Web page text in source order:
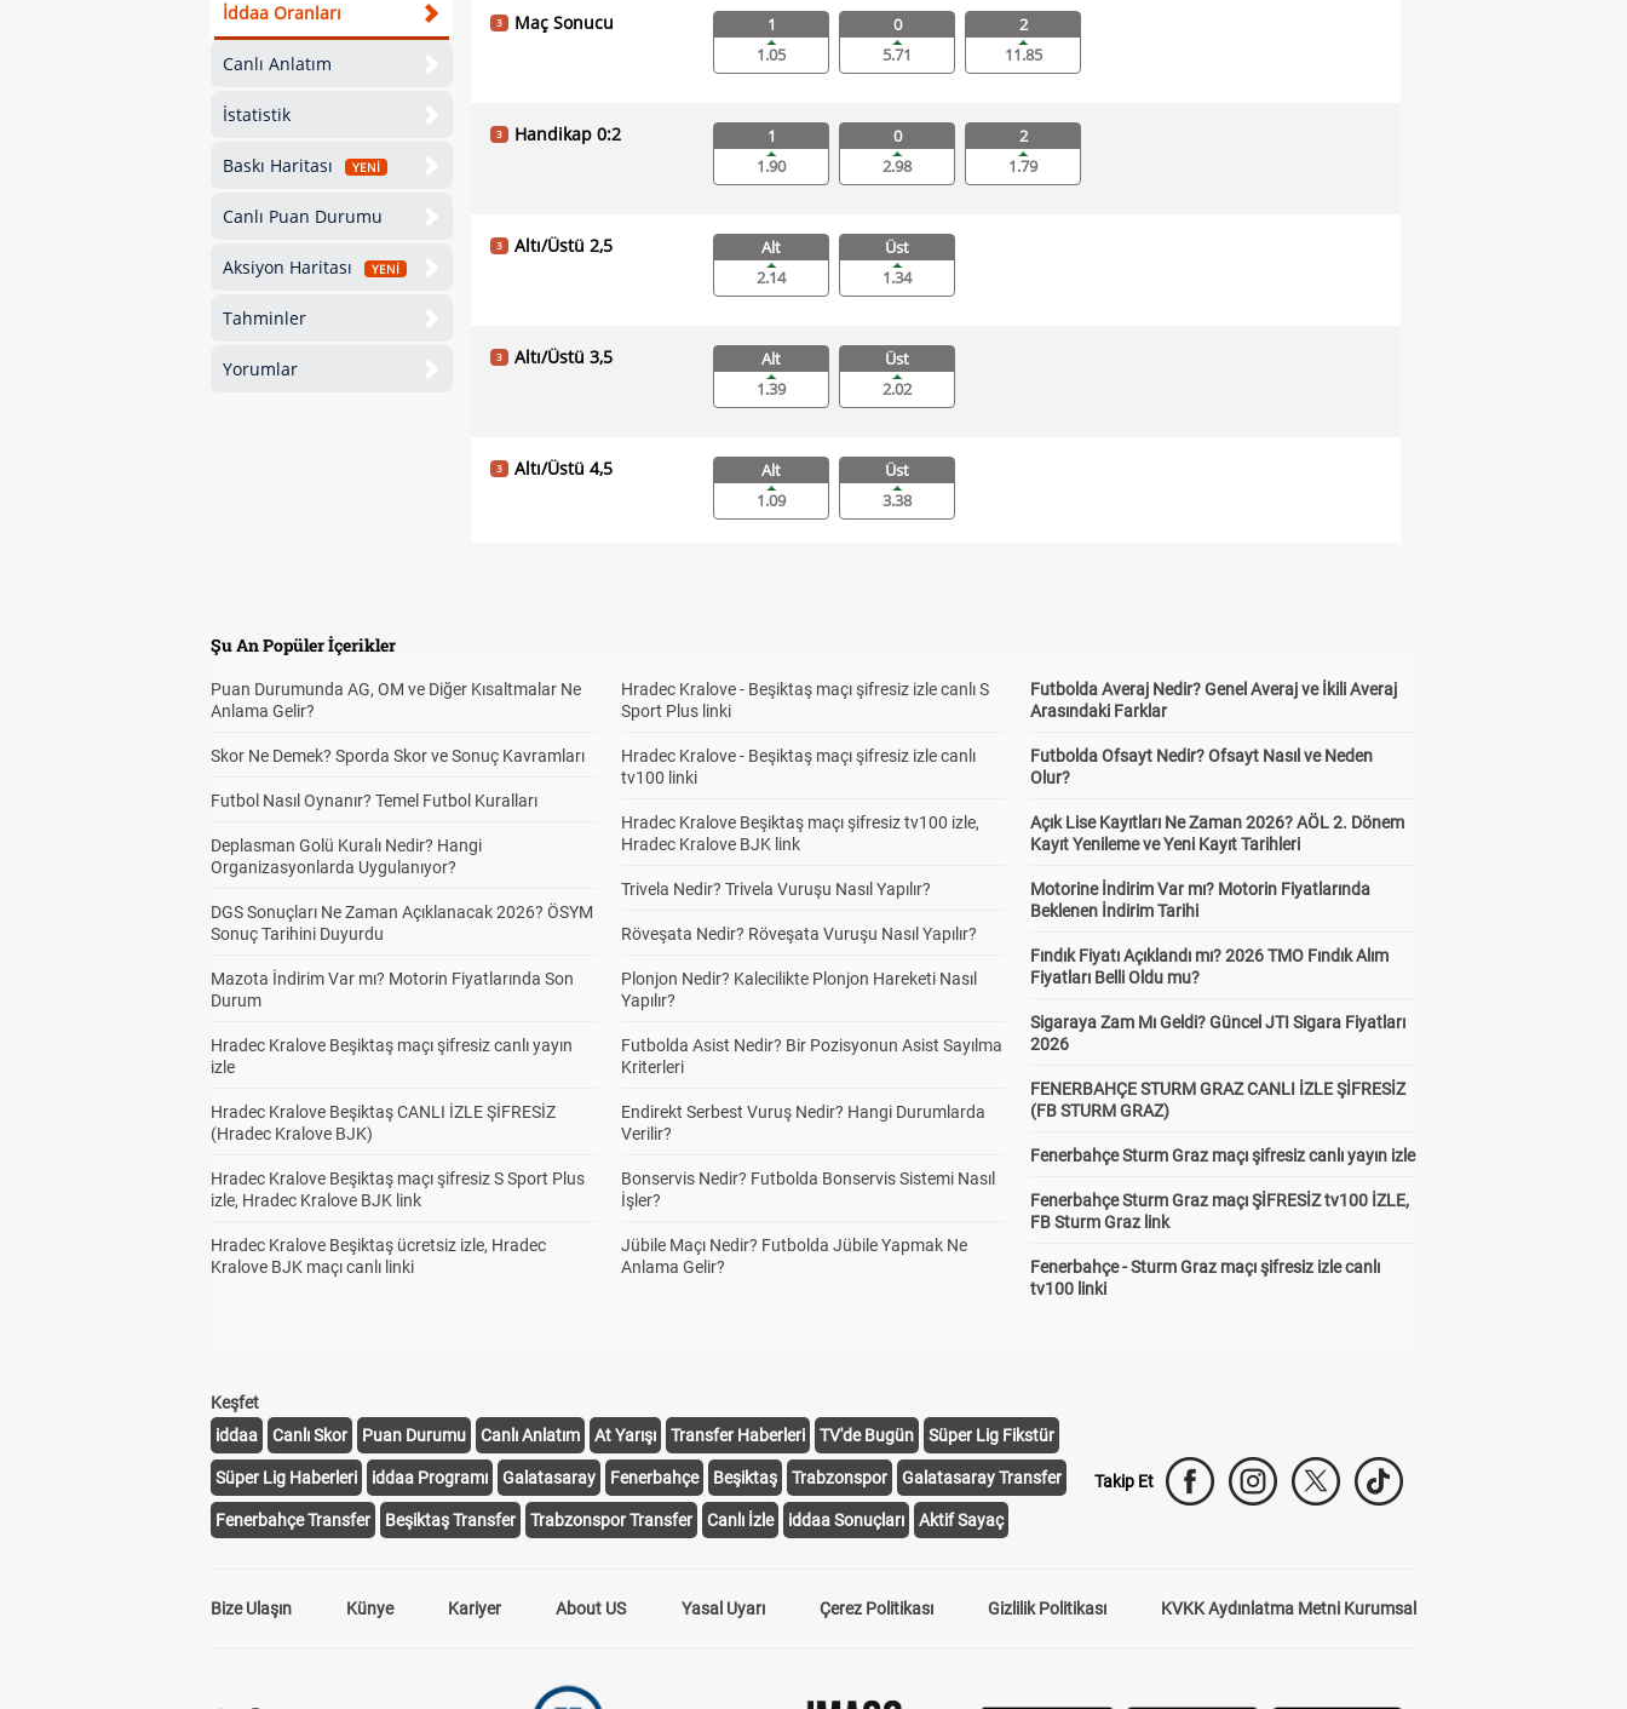
İddaa Oranları
Canlı Anlatım
İstatistik
Baskı Haritası YENİ
Canlı Puan Durumu
Aksiyon Haritası YENİ
Tahminler
Yorumlar
3 Maç Sonucu
1
1.05
0
5.71
2
11.85
3 Handikap 0:2
1
1.90
0
2.98
2
1.79
3 Altı/Üstü 2,5
Alt
2.14
Üst
1.34
3 Altı/Üstü 3,5
Alt
1.39
Üst
2.02
3 Altı/Üstü 4,5
Alt
1.09
Üst
3.38
3 Toplam Gol
0-1 gol
2-3 gol
4-5 gol
2.72
6+ gol
7.19
3
Hangi Yarıda Daha Fazla
2.53
3.44
1.88
3 Ev Sahibi Altı/Üstü 2,5
1.61
1.68
1.49
1.84
İlk Yarı Altı/Üstü 1,5
1.46
1.88
3
Maç Sonucu ve Karşılıklı
1 ve Var
1 ve Yok
8.08
16.90
24.65
3
İlk Yarı Sonucu ve İlk
Yarı Karşılıklı Gol
1 ve Var
10.05
1 ve Yok
1.46
0 ve Var
9.11
35.00
2 ve Yok
10.35
3
Altı/Üstü 2,5 ve Karşılıklı
Alt ve Var
Üst ve Var
Alt ve Yok
Üst ve Yok
Şu An Popüler İçerikler
Puan Durumunda AG, OM ve Diğer Kısaltmalar Ne
Anlama Gelir?
Skor Ne Demek? Sporda Skor ve Sonuç Kavramları
Futbol Nasıl Oynanır? Temel Futbol Kuralları
Deplasman Golü Kuralı Nedir? Hangi
Organizasyonlarda Uygulanıyor?
DGS Sonuçları Ne Zaman Açıklanacak 2026? ÖSYM
Sonuç Tarihini Duyurdu
Mazota İndirim Var mı? Motorin Fiyatlarında Son
Durum
Hradec Kralove Beşiktaş maçı şifresiz canlı yayın
izle
Hradec Kralove Beşiktaş CANLI İZLE ŞİFRESİZ
(Hradec Kralove BJK)
Hradec Kralove Beşiktaş maçı şifresiz S Sport Plus
izle, Hradec Kralove BJK link
Hradec Kralove Beşiktaş ücretsiz izle, Hradec
Kralove BJK maçı canlı linki
Hradec Kralove - Beşiktaş maçı şifresiz izle canlı S
Sport Plus linki
Hradec Kralove - Beşiktaş maçı şifresiz izle canlı
tv100 linki
Hradec Kralove Beşiktaş maçı şifresiz tv100 izle,
Hradec Kralove BJK link
Trivela Nedir? Trivela Vuruşu Nasıl Yapılır?
Röveşata Nedir? Röveşata Vuruşu Nasıl Yapılır?
Plonjon Nedir? Kalecilikte Plonjon Hareketi Nasıl
Yapılır?
Futbolda Asist Nedir? Bir Pozisyonun Asist Sayılma
Kriterleri
Endirekt Serbest Vuruş Nedir? Hangi Durumlarda
Verilir?
Bonservis Nedir? Futbolda Bonservis Sistemi Nasıl
İşler?
Jübile Maçı Nedir? Futbolda Jübile Yapmak Ne
Anlama Gelir?
Futbolda Averaj Nedir? Genel Averaj ve İkili Averaj
Arasındaki Farklar
Futbolda Ofsayt Nedir? Ofsayt Nasıl ve Neden
Olur?
Açık Lise Kayıtları Ne Zaman 2026? AÖL 2. Dönem
Kayıt Yenileme ve Yeni Kayıt Tarihleri
Motorine İndirim Var mı? Motorin Fiyatlarında
Beklenen İndirim Tarihi
Fındık Fiyatı Açıklandı mı? 2026 TMO Fındık Alım
Fiyatları Belli Oldu mu?
Sigaraya Zam Mı Geldi? Güncel JTI Sigara Fiyatları
2026
FENERBAHÇE STURM GRAZ CANLI İZLE ŞİFRESİZ
(FB STURM GRAZ)
Fenerbahçe Sturm Graz maçı şifresiz canlı yayın izle
Fenerbahçe Sturm Graz maçı ŞİFRESİZ tv100 İZLE,
FB Sturm Graz link
Fenerbahçe - Sturm Graz maçı şifresiz izle canlı
tv100 linki
Keşfet
iddaa
Canlı Skor Puan Durumu Canlı Anlatım At Yarışı Transfer Haberleri TV'de Bugün Süper Lig Fikstür
Süper Lig Haberleri iddaa Programı Galatasaray Fenerbahçe Beşiktaş Trabzonspor Galatasaray Transfer
Fenerbahçe Transfer Beşiktaş Transfer Trabzonspor Transfer Canlı İzle iddaa Sonuçları Aktif Sayaç
Takip Et
Bize Ulaşın Künye Kariyer About US Yasal Uyarı Çerez Politikası Gizlilik Politikası KVKK Aydınlatma Metni Kurumsal